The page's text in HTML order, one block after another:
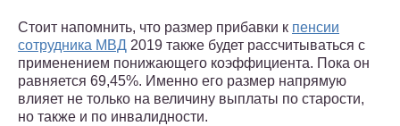
Стоит напомнить, что размер прибавки к пенсии
сотрудника МВД 2019 также будет рассчитываться с
применением понижающего коэффициента. Пока он
равняется 69,45%. Именно его размер напрямую
влияет не только на величину выплаты по старости,
но также и по инвалидности.